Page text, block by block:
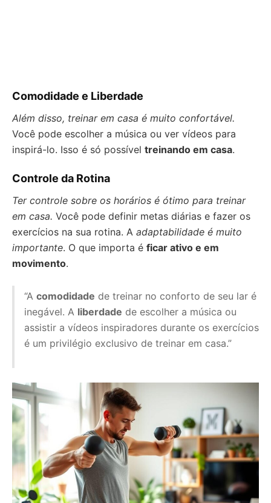
Comodidade e Liberdade
Além disso, treinar em casa é muito confortável.
Você pode escolher a música ou ver vídeos para
inspirá-lo. Isso é só possível treinando em casa.
Controle da Rotina
Ter controle sobre os horários é ótimo para treinar
em casa. Você pode definir metas diárias e fazer os
exercícios na sua rotina. A adaptabilidade é muito
importante. O que importa é ficar ativo e em
movimento.
“A comodidade de treinar no conforto de seu lar é
inegável. A liberdade de escolher a música ou
assistir a vídeos inspiradores durante os exercícios
é um privilégio exclusivo de treinar em casa.”